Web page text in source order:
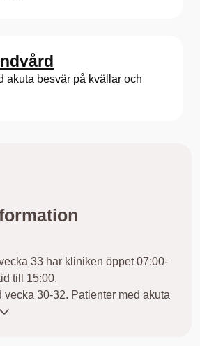
akuta besvär på kvällar och
33 har kliniken öppet 07:00-
till 15:00.
vecka 30-32. Patienter med akuta
Folktandvården Kongahälla tel.